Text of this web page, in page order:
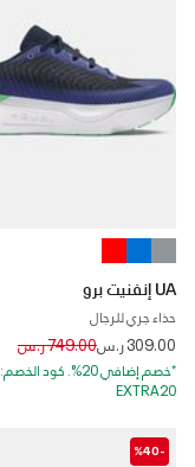
UA إنفنيت برو
حذاء جري للرجال
309.00 ر.س reduced from
749.00 ر.س to
*خصم إضافي 20%. كود الخصم:
EXTRA20
-%40